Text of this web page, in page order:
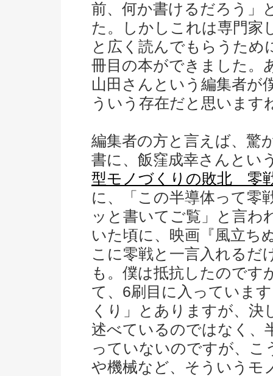
前、何か書けるだろう」
た。しかしこれは専門家
と広く読んでもらうため
冊目の本ができました。
山田さんという編集者が
ういう存在だと思います
編集者の方と言えば、驚
書に、飯窪成幸さんとい
型モノづくりの敗北 零
に、「この半導体って零
ッと書いてご覧」と言わ
いた頃に、映画『風立ち
こに零戦と一言入れるだ
も。僕は抵抗したのです
て、6刷目に入っていま
くり」とありますが、決
述べているのではなく、
っていないのですが、こ
や機械など、そういうモ